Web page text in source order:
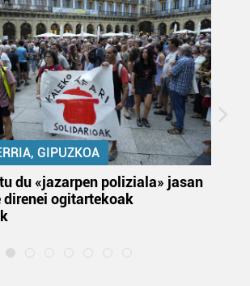
GIPUZKOA
du «jazarpen poliziala» jasan
direnei ogitartekoak